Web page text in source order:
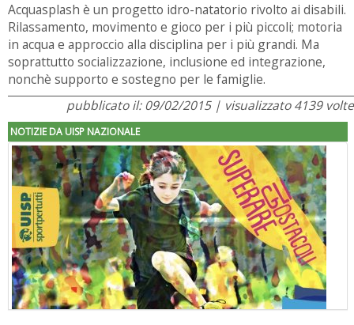
Acquasplash è un progetto idro-natatorio rivolto ai disabili.
Rilassamento, movimento e gioco per i più piccoli; motoria
in acqua e approccio alla disciplina per i più grandi. Ma
soprattutto socializzazione, inclusione ed integrazione,
nonchè supporto e sostegno per le famiglie.
pubblicato il: 09/02/2015 | visualizzato 4139 volte
NOTIZIE DA UISP NAZIONALE